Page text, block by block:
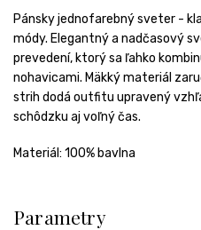
Pánsky jednofarebný sveter -
módy. Elegantný a nadčasový
prevedení, ktorý sa ľahko
nohavicami. Mäkký materiál
strih dodá outfitu upravený
schôdzku aj voľný čas.
Materiál: 100% bavlna
Parametry